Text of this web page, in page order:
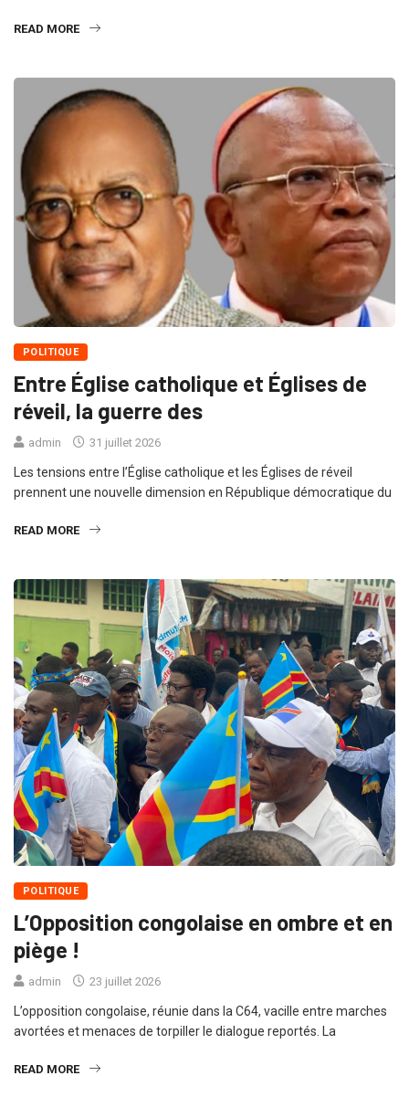
READ MORE
POLITIQUE
Entre Église catholique et Églises de
réveil, la guerre des
admin 31 juillet 2026
Les tensions entre l’Église catholique et les Églises de réveil
prennent une nouvelle dimension en République démocratique du
READ MORE
POLITIQUE
L’Opposition congolaise en ombre et en
piège !
admin 23 juillet 2026
L’opposition congolaise, réunie dans la C64, vacille entre marches
avortées et menaces de torpiller le dialogue reportés. La
READ MORE